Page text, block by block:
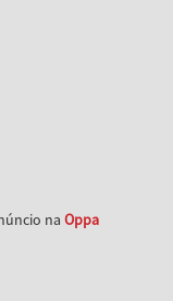
na Oppa